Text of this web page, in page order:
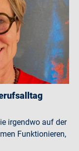
irgendwo auf der
Funktionieren,